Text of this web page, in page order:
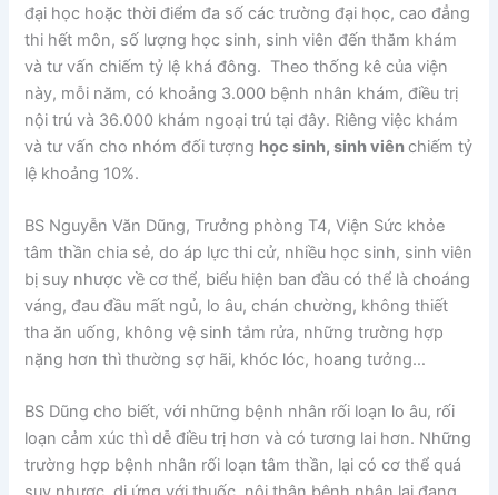
đại học hoặc thời điểm đa số các trường đại học, cao đẳng
thi hết môn, số lượng học sinh, sinh viên đến thăm khám
và tư vấn chiếm tỷ lệ khá đông. Theo thống kê của viện
này, mỗi năm, có khoảng 3.000 bệnh nhân khám, điều trị
nội trú và 36.000 khám ngoại trú tại đây. Riêng việc khám
và tư vấn cho nhóm đối tượng học sinh, sinh viênchiếm tỷ
lệ khoảng 10%.
BS Nguyễn Văn Dũng, Trưởng phòng T4, Viện Sức khỏe
tâm thần chia sẻ, do áp lực thi cử, nhiều học sinh, sinh viên
bị suy nhược về cơ thể, biểu hiện ban đầu có thể là choáng
váng, đau đầu mất ngủ, lo âu, chán chường, không thiết
tha ăn uống, không vệ sinh tắm rửa, những trường hợp
nặng hơn thì thường sợ hãi, khóc lóc, hoang tưởng…
BS Dũng cho biết, với những bệnh nhân rối loạn lo âu, rối
loạn cảm xúc thì dễ điều trị hơn và có tương lai hơn. Những
trường hợp bệnh nhân rối loạn tâm thần, lại có cơ thể quá